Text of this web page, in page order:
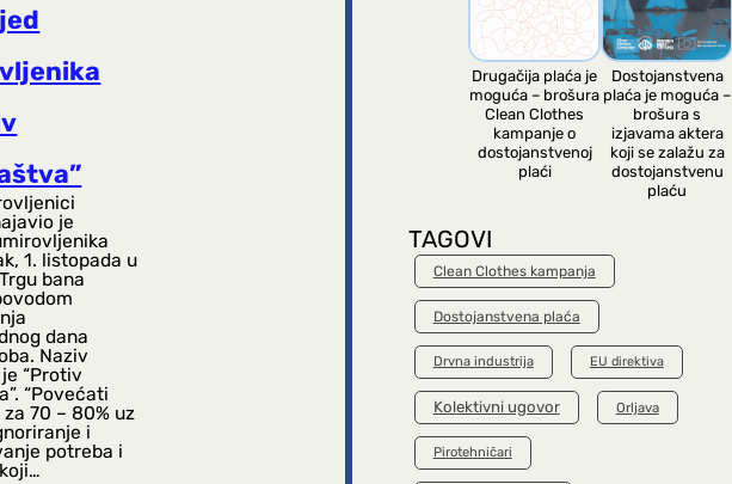
je
1. listopada u
bana
dana
Naziv
“Protiv
“Povećati
70 – 80% uz
i
potreba i
Drugačija plaća je
moguća – brošura
Clean Clothes
kampanje o
dostojanstvenoj
plaći
Dostojanstvena
plaća je moguća –
brošura s
izjavama aktera
koji se zalažu za
dostojanstvenu
plaću
TAGOVI
Clean Clothes kampanja
Dostojanstvena plaća
Drvna industrija EU direktiva
Kolektivni ugovor Orljava
Pirotehničari